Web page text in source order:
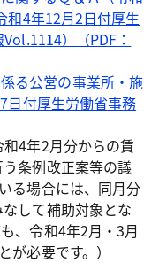
和4年12月2日付厚生
）（PDF：
る公営の事業所・施
日付厚生労働省事務
4年2月分からの賃
条例改正案等の議
る場合には、同月分
して補助対象とな
、令和4年2月・3月
必要です。）